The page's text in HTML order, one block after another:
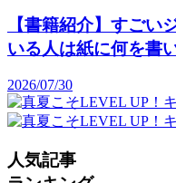
【書籍紹介】すごい
いる人は紙に何を書
2026/07/30
人気記事